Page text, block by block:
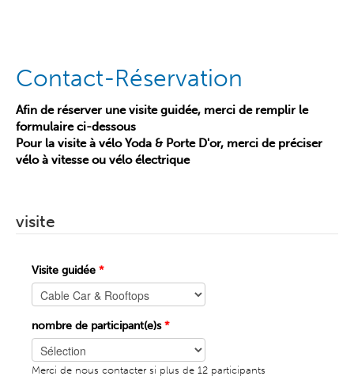
Contact-Réservation
Afin de réserver une visite guidée, merci de remplir le
formulaire ci-dessous
Pour la visite à vélo Yoda & Porte D'or, merci de préciser
vélo à vitesse ou vélo électrique
visite
Visite guidée *
nombre de participant(e)s*
Merci de nous contacter si plus de 12 participants